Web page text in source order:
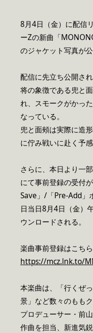
8月4日（金）に配信
ーZの新曲「
のジャケット写真が公
配信に先立ち公開さ
将の象徴である兜と
れ、スモークがかっ
なっている。
兜と面頰は実際に造
に佇み戦いに赴く予
さらに、本日より一
にて事前登録の受付
Save」/「Pre-Add」
日当日8月4日（金）
ウンロードされる。
楽曲事前登録はこちら
https://mcz.lnk.to/
本楽曲は、「行くぜ
景」など数々のもも
プロデューサー・前
作曲を担当、新進気